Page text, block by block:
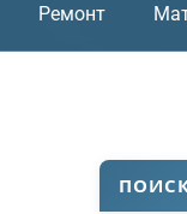
Ремонт